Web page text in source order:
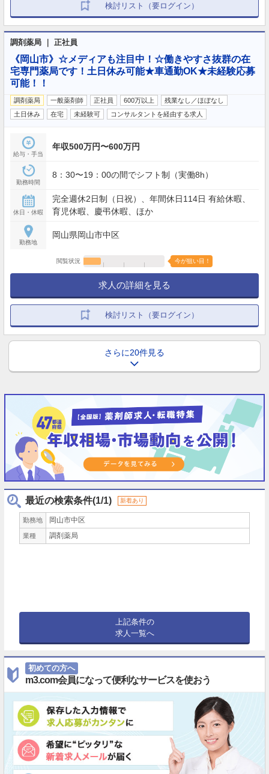
検討リスト（要ログイン）
調剤薬局 ｜ 正社員
《岡山市》☆メディアも注目中！☆働きやすさ抜群の在
宅専門薬局です！土日休み可能★車通勤OK★未経験応募
可能！！
調剤薬局 一般薬剤師 正社員 600万以上
残業なし／ほぼなし
土日休み
在宅 未経験可 コンサルタントを経由する求人
給与・手当
年収500万円〜600万円
勤務時間
8：30〜19：00の間でシフト制（実働8h）
休日・休暇
完全週休2日制（日祝）、年間休日114日 有給休暇、
育児休暇、慶弔休暇、ほか
勤務地
岡山県岡山市中区
閲覧状況 今が狙い目！
求人の詳細を見る
検討リスト（要ログイン）
さらに20件見る
最近の検索条件(1/1) 新着あり
勤務地 岡山市中区
業種 調剤薬局
上記条件の
求人一覧へ
初めての方へ
m3.com会員になって便利なサービスを使おう